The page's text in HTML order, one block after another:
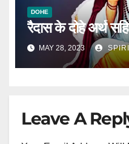
DOHE
रैदास के दोहे अर्थ
MAY 28, 2023
Leave A